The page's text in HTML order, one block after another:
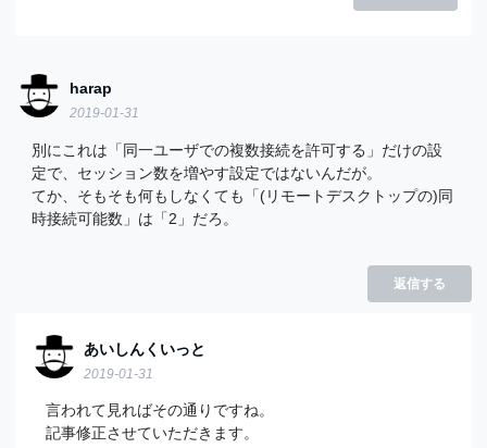
harap
2019-01-31
別にこれは「同一ユーザでの複数接続を許可する」だけの設
定で、セッション数を増やす設定ではないんだが。
てか、そもそも何もしなくても「(リモートデスクトップの)同
時接続可能数」は「2」だろ。
返信する
あいしんくいっと
2019-01-31
言われて見ればその通りですね。
記事修正させていただきます。